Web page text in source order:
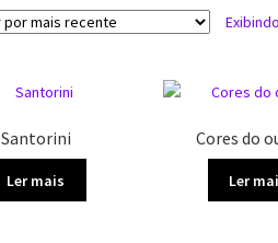
Santorini
Ler mais
Cores do
Ler